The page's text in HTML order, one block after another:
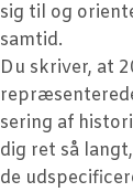
sig til og
samtid.
Du skri­ver, at
se­ring af
dig ret så
de